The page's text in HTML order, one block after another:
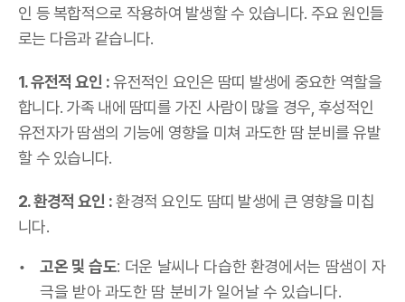
인 등 복합적으로 작용하여 발생할 수 있습니다. 주요 원인들
로는 다음과 같습니다.
1. 유전적 요인 :유전적인 요인은 땀띠 발생에 중요한 역할을
합니다. 가족 내에 땀띠를 가진 사람이 많을 경우, 후성적인
유전자가 땀샘의 기능에 영향을 미쳐 과도한 땀 분비를 유발
할 수 있습니다.
2. 환경적 요인 :환경적 요인도 땀띠 발생에 큰 영향을 미칩
니다.
고온 및 습도: 더운 날씨나 다습한 환경에서는 땀샘이 자
극을 받아 과도한 땀 분비가 일어날 수 있습니다.